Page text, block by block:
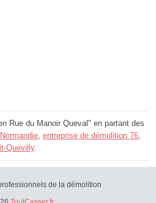
Rue du Manoir Queval" en partant des
, entreprise de démolition 76,
Quevilly.
de la démolition